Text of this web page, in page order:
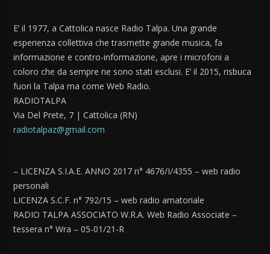
E’ il 1977, a Cattolica nasce Radio Talpa. Una grande
esperienza collettiva che trasmette grande musica, fa
informazione e contro-informazione, apre i microfoni a
coloro che da sempre ne sono stati esclusi. E’ il 2015, risbuca
fuori la Talpa ma come Web Radio.
RADIOTALPA
Via Del Prete, 7 | Cattolica (RN)
radiotalpaz@gmail.com
– LICENZA S.I.A.E. ANNO 2017 n° 4676/I/4355 – web radio
personali
LICENZA S.C.F. n° 792/15 – web radio amatoriale
RADIO TALPA ASSOCIATO W.R.A. Web Radio Associate –
tessera n° Wra – 05-01/21-R